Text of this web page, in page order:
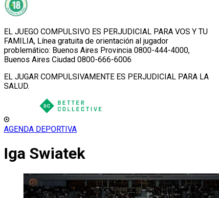
EL JUEGO COMPULSIVO ES PERJUDICIAL PARA VOS Y TU
FAMILIA, Línea gratuita de orientación al jugador
problemático: Buenos Aires Provincia 0800-444-4000,
Buenos Aires Ciudad 0800-666-6006
EL JUGAR COMPULSIVAMENTE ES PERJUDICIAL PARA LA
SALUD.
AGENDA DEPORTIVA
Iga Swiatek